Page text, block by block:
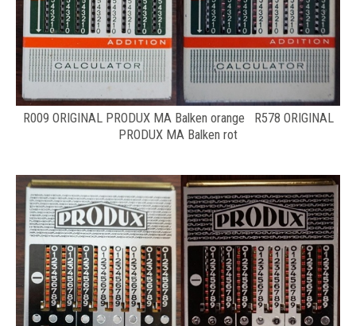
R009 ORIGINAL PRODUX MA Balken orange R578 ORIGINAL
PRODUX MA Balken rot